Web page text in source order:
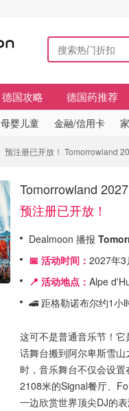
德国攻略 德国药推荐
母婴儿童 金融/信用卡
预注册已开放！ Tomorrowland
Tomorrowland
预注册已开放！
Dealmoon 播报
📅 活动时间： 2027年3
📍 活动地点： Alpe
🚄 距格勒诺布尔约1小
这可不是普通音乐节！
话舞台搬到阿尔卑斯雪
时，音乐舞台不仅会设
2108米的Signal餐厅、
一边欣赏世界顶尖DJ的